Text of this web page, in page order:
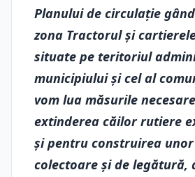
Planului de circulaţie
zona Tractorul şi
situate pe teritoriul
municipiului şi cel al
vom lua măsurile
extinderea căilor rutiere
şi pentru construirea
colectoare şi de legătură,